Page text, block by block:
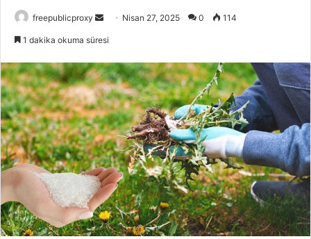
freepublicproxy
Bir
göndermek
Nisan 27, 2025 0 114
1 dakika okuma süresi